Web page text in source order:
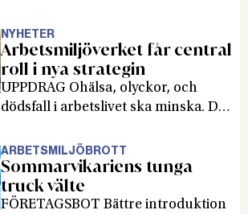
brister. Det är några förklaringar till
att ett bygge av hyreslägenheter i
Tumba har uppmärksammats för
sitt arbetsmiljöarbete.
NYHETER
Arbetsmiljöverket får central
roll i nya strategin
UPPDRAG Ohälsa, olyckor, och
dödsfall i arbetslivet ska minska. Det
arbetsmiljöstrategi.
Arbetsmiljöverket får en central
roll.
ARBETSMILJÖBROTT
Sommarvikariens tunga
truck välte
FÖRETAGSBOT Bättre introduktion